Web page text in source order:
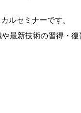
ルセミナーです。
最新技術の習得・復